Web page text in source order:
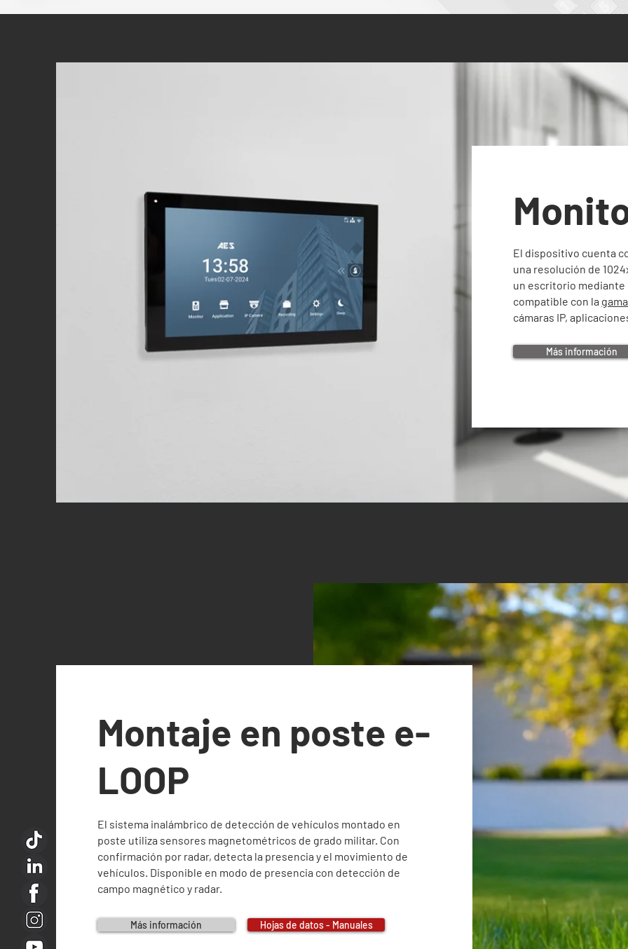
El dispositivo cuenta
una resolución de
un escritorio mediante
compatible con la
cámaras IP,
Más información
Montaje en poste e-
LOOP
El sistema inalámbrico de detección de vehículos montado en
poste utiliza sensores magnetométricos de grado militar. Con
confirmación por radar, detecta la presencia y el movimiento de
vehículos. Disponible en modo de presencia con detección de
campo magnético y radar.
Más información Hojas de datos - Manuales